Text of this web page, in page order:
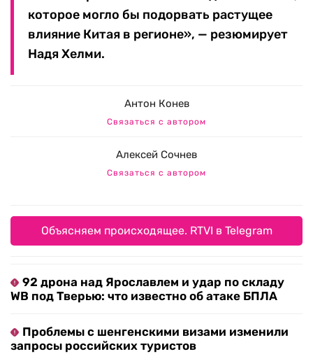
которое могло бы подорвать растущее
влияние Китая в регионе», — резюмирует
Надя Хелми.
Антон Конев
Связаться с автором
Алексей Сочнев
Связаться с автором
Объясняем происходящее. RTVI в Telegram
92 дрона над Ярославлем и удар по складу
WB под Тверью: что известно об атаке БПЛА
Проблемы с шенгенскими визами изменили
запросы российских туристов